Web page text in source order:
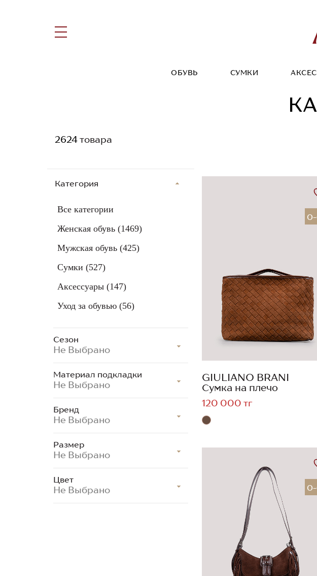
ОБУВЬ СУМКИ
Категория
Все категории
Женская обувь (1469)
Мужская обувь (425)
Сумки (527)
Аксессуары (147)
Уход за обувью (56)
Сезон
Не Выбрано
Материал подкладки
Не Выбрано
Бренд
Не Выбрано
Размер
Не Выбрано
Цвет
Не Выбрано
GIULIANO BRANI
Сумка на плечо
120 000 тг
2624товара